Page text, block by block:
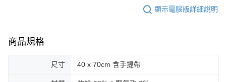
顯示電腦版詳細說明
商品規格
尺寸 40 x 70cm 含手提帶